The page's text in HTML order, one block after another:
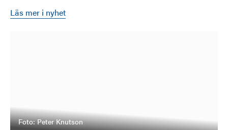
Läs mer i nyhet
Foto: Peter Knutson